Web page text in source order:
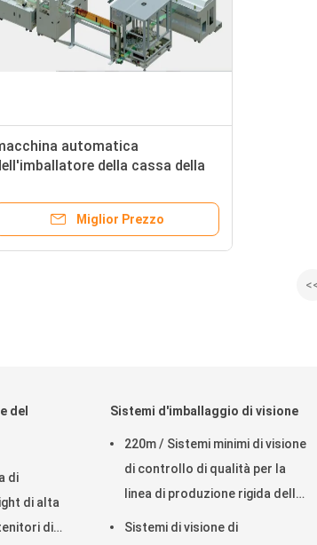
automatica
della cassa della
H
Miglior Prezzo
del
di
di alta
di
Sistemi d'imballaggio di visione
220m / Sistemi minimi di visione
di controllo di qualità per la
linea di produzione rigida della
Sistemi di visione di